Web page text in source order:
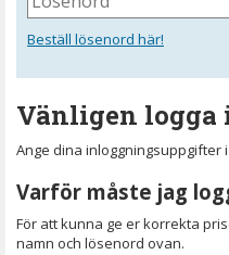
Beställ lösenord här!
Vänligen logga
Ange dina inloggningsuppgifter
Varför måste jag
För att kunna ge er korrekta
namn och lösenord ovan.